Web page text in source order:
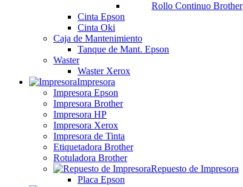
Rollo Continuo Brother
Cinta Epson
Cinta Oki
Caja de Mantenimiento
Tanque de Mant. Epson
Waster
Waster Xerox
Impresora
Impresora Epson
Impresora Brother
Impresora HP
Impresora Xerox
Impresora de Tinta
Etiquetadora Brother
Rotuladora Brother
Repuesto de Impresora
Placa Epson